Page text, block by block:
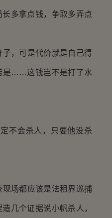
多拿点钱，争取多弄点
，可是代价就是自己得
是……这钱岂不是打了水
不会杀人，只要他没杀
场都应该是法租界巡捕
几个证据说小帆杀人，